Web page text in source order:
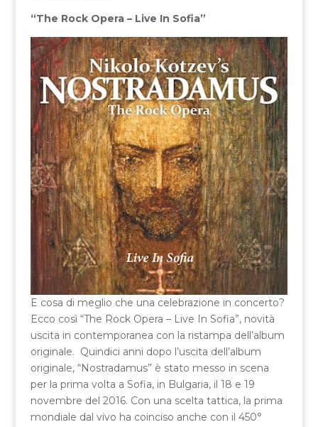
“The Rock Opera – Live In Sofia”
E cosa di meglio che una celebrazione in concerto?
Ecco così “The Rock Opera – Live In Sofia”, novità
uscita in contemporanea con la ristampa dell’album
originale. Quindici anni dopo l’uscita dell’album
originale, “Nostradamus” è stato messo in scena
per la prima volta a Sofia, in Bulgaria, il 18 e 19
novembre del 2016. Con una scelta tattica, la prima
mondiale dal vivo ha coinciso anche con il 450°